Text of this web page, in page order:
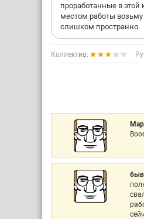
проработанные в
местом работы возьму
слишком пространно.
Коллектив: